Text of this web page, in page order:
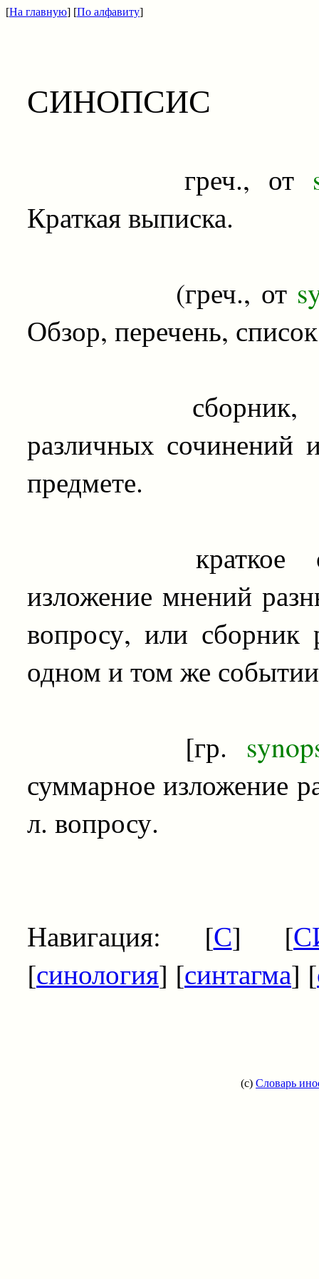
[На главную] [По алфавиту]
СИНОПСИС
греч., от
Краткая выписка.
(греч., от
Обзор, перечень,
сборник,
различных
предмете.
краткое
изложение мнений
вопросу, или сборник
одном и том же
[гр.
суммарное изложение
л. вопросу.
Навигация: [С] [
[синология] [синтагма] [
(c) Словарь